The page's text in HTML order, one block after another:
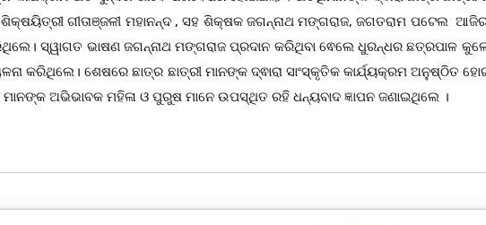
ଗୀତାଞ୍ଜଳୀ ମହାନନ୍ଦ , ସହ ଶିକ୍ଷକ ଜଗନ୍ନାଥ ମଙ୍ଗରାଜ, ଜଗତରାମ ପଟେଲ ଆଜିର
ସ୍ୱାଗତ ଭାଷଣ ଜଗନ୍ନାଥ ମଙ୍ଗରାଜ ପ୍ରଦାନ କରିଥିବା ଵେଲେ ଧୁରନ୍ଧର ଛତ୍ରପାଳ
କରିଥିଲେ। ଶେଷରେ ଛାତ୍ର ଛାତ୍ରୀ ମାନଙ୍କ ଦ୍ଵାରା ସାଂସ୍କୃତିକ କାର୍ଯ୍ୟକ୍ରମ ଅନୁଷ୍ଠିତ
ଅଭିଭାବକ ମହିଳା ଓ ପୁରୁଷ ମାନେ ଉପସ୍ଥିତ ରହି ଧନ୍ୟବାଦ ଜ୍ଞାପନ ଜଣାଇଥିଲେ ।